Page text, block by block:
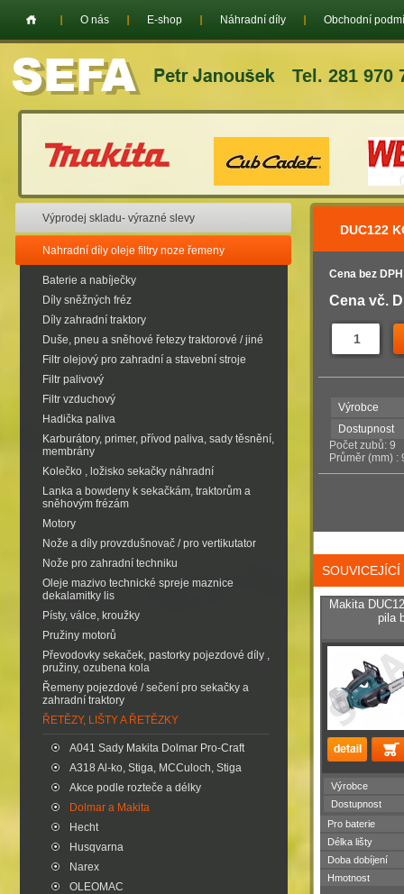
Tel. 281 970
O nás E-shop Náhradní díly Obchodní
Výprodej skladu- výrazné slevy
Nahradní díly oleje filtry noze řemeny
Baterie a nabíječky
Díly sněžných fréz
Díly zahradní traktory
Duše, pneu a sněhové řetezy traktorové / jiné
Filtr olejový pro zahradní a stavební stroje
Filtr palivový
Filtr vzduchový
Hadička paliva
Karburátory, primer, přívod paliva, sady těsnění,
membrány
Kolečko , ložisko sekačky náhradní
Lanka a bowdeny k sekačkám, traktorům a
sněhovým frézám
Motory
Nože a díly provzdušnovač / pro vertikutator
Nože pro zahradní techniku
Oleje mazivo technické spreje maznice
dekalamitky lis
Písty, válce, kroužky
Pružiny motorů
Převodovky sekaček, pastorky pojezdové díly ,
pružiny, ozubena kola
Řemeny pojezdové / sečení pro sekačky a
zahradní traktory
ŘETĚZY, LIŠTY A ŘETĚZKY
A041 Sady Makita Dolmar Pro-Craft
A318 Al-ko, Stiga, MCCuloch, Stiga
Akce podle rozteče a délky
Dolmar a Makita
Hecht
Husqvarna
Narex
OLEOMAC
DUC122
Cena bez
Cena vč.
Výrobce
Dostupnost
Počet zubů: 9
Průměr (mm) :
Makita
pila
Výrobce
Dostupnost
Pro baterie
Délka lišty
Doba dobíjení
Hmotnost